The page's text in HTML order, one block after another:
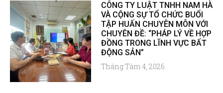
CÔNG TY LUẬT TNHH NAM HÀ
VÀ CỘNG SỰ TỔ CHỨC BUỔI
TẬP HUẤN CHUYÊN MÔN VỚI
CHUYÊN ĐỀ: “PHÁP LÝ VỀ HỢP
ĐỒNG TRONG LĨNH VỰC BẤT
ĐỘNG SẢN”
Tháng Tám 4, 2026